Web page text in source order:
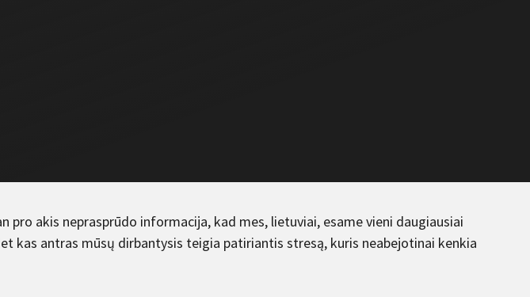
pro akis neprasprūdo informacija, kad mes, lietuviai, esame vieni daugiausiai
kas antras mūsų dirbantysis teigia patiriantis stresą, kuris neabejotinai kenkia